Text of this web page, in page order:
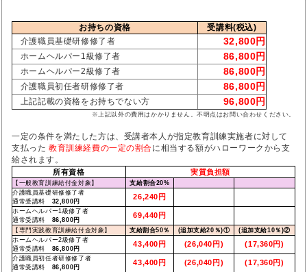
お持ちの資格
受講料(税込)
介護職員基礎研修修了者
32,800円
ホームヘルパー1級修了者 86,800円
ホームヘルパー2級修了者 86,800円
介護職員初任者研修修了者 86,800円
上記記載の資格をお持ちでない方 96,800円
※上記以外の費用はかかりません。不明点はお問い合わせください。
一定の条件を満たした方は、受講者本人が指定教育訓練実施者に対して
支払った 教育訓練経費の一定の割合に相当する額がハローワークから支
給されます。
所有資格 実質負担額
【一般教育訓練給付金対象】 支給割合20%
介護職員基礎研修修了者
通常受講料 32,800円
26,240円
ホームヘルパー1級修了者
通常受講料 86,800円
69,440円
【専門実践教育訓練給付金対象】 支給割合50％ (追加支給20％)① (追加支給10％)②
ホームヘルパー2級修了者
通常受講料 86,800円
43,400円 (26,040円) (17,360円)
介護職員初任者研修修了者
通常受講料 86,800円
43,400円 (26,040円) (17,360円)